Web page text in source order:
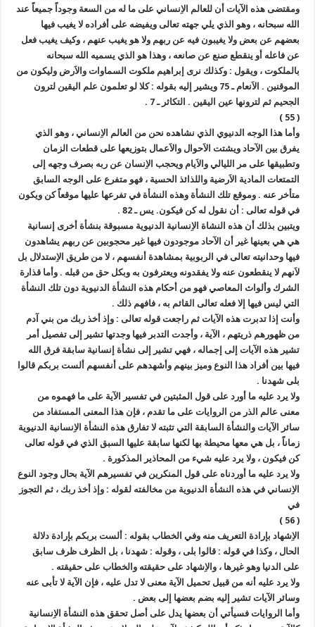
ومقتضى هذه الآيات أن للعالم الاِنساني على ما له من السعة وجوداً جميعاً عند
الله سبحانه ، وهو الذي يلي جهته تعالى ويفيضه على أفراده لا يغيب فيها
بعضهم عن بعض ولا يغيبون فيه عن ربهم ولا هو يغيب عنهم ، وكيف يغيب فعل
عن فاعله أو ينقطع صنع عن صانعه ، وهذا هو الذي يسميه الله سبحانه
بالملكوت ، ويقول : وكذلك نرى إبراهيم ملكوت السماوات والاَرض وليكون من
الموقنين . الاَنعام ـ 75 ويشير إليه بقوله : كلا لو تعلمون علم اليقين لترون
الجحيم ثم لترونها عين اليقين . التكاثر ـ 7 .
( 55 )
وأما هذا الوجه الدنيوي الذي نشاهده نحن من العالم الاِنساني ، وهو الذي
يفرق بين الآحاد ويشتت الاَحوال والاَعمال بتوزيعها على قطعات الزمان
وتطبيقها على مر الليالي والاَيام ويحجب الاِنسان عن ربه بصرف وجهه إلى
التمتعات المادية الاَرضية واللذائذ الحسية ، فهو متفرع على الوجه السابق
متأخر عنه . وموقع تلك النشأة وهذه النشأة في تفرعها عليها موقعاً كن ويكون
في قوله تعالى : أن نقول له كن فيكون. يس ـ 82 .
ويتبين بذلك أن هذه النشاة الاِنسانية الدنيوية مسبوقة بنشأة أخرى إنسانية
هي هي بعينها غير أن الآحاد موجودون فيها غير محجوبين عن ربهم يشاهدون
فيها وحدانيته تعالى في الربوبية بمشاهدة أنفسهم ، لا من طريق الاِستدلال بل
لاَنهم لا ينقطعون عنه ولا يفقدونه ويعترفون به وبكل حق من قبله . وأما قذارة
الشرك وألواث المعاصي فهو من أحكام هذه النشأة الدنيوية دون تلك النشأة
التي ليس فيها إلا فعله تعالى القائم به ، فافهم ذلك .
وأنت إذا تدبرت هذه الآيات ثم راجعت قوله تعالى : وإذ أخذ ربك من بني آدم
من ظهورهم ذريتهم ، الآية ، وأجدت التدبر فيها وجدتها تشير إلى تفصيل أمر
تشير هذه الآيات إلى إجماله ، فهي تشير إلى نشأة إنسانية سابقة فرق الله
فيها بين أفراد هذا النوع وميز بينهم وأشهدهم على أنفسهم ألست بربكم قالوا
بلى شهدنا .
ولا يرد عليه ما أورد على قول المثبتين في تفسير الآية على ما فهموه من
معنى عالم الذر من الروايات على ما تقدم ، فإن هذا المعنى المستفاد من
سائر الآيات والنشأة السابقة التي تثبته لا تفارق هذه النشأة الاِنسانية الدنيوية
زماناً ، بل هي معها محيطة بها لكنها سابقة عليها السبق الذي في قوله تعالى
كن فيكون ، ولا يرد عليه شيء من المحاذير المذكورة .
ولا يرد عليه ما أوردناه على قول المنكرين في تفسيرهم الآية بحال وجود النوع
الاِنساني في هذه النشأة الدنيوية من مخالفته لقوله : وإذ أخذ ربك ، ثم التجوز
في
( 56 )
الاِشهاد بإرادة التعريف منه وفي الخطاب بقوله : ألست بربكم بإرادة دلالة
الحال ، وكذا في قوله : قالوا بلى ، وقوله : شهدنا ، بل الظرف ظرف سابق
على الدنيا وهو غيرها ، والاِشهاد على حقيقته والخطاب على حقيقته .
ولا يرد عليه أنه من قبيل تحميل الآية معنى لا تدل عليه ، فإن الآية لا تأبى عنه
وسائر الآيات تشير إليه بضم بعضها إلى بعض .
وأما الروايات فسيأتي أن بعضها يدل على أصل تحقق هذه النشأة الاِنسانية